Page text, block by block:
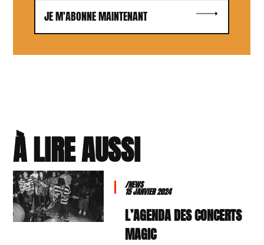
JE M'ABONNE MAINTENANT
À LIRE AUSSI
/NEWS
15 JANVIER 2024
L’AGENDA DES CONCERTS
MAGIC